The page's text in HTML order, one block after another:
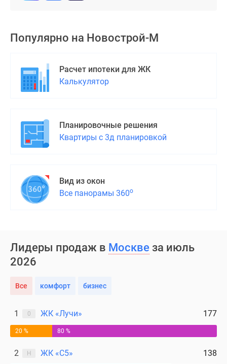
водоема
ипотеку
Коттеджи
Скидки
Популярно на Новострой-М
Расчет ипотеки для ЖК
Калькулятор
Планировочные решения
Квартиры с 3д планировкой
Вид из окон
Все панорамы 360о
Лидеры продаж в Москве за июль
2026
Все комфорт бизнес
1 0 ЖК «Лучи» 177
20 % 80 %
2 Н ЖК «С5» 138